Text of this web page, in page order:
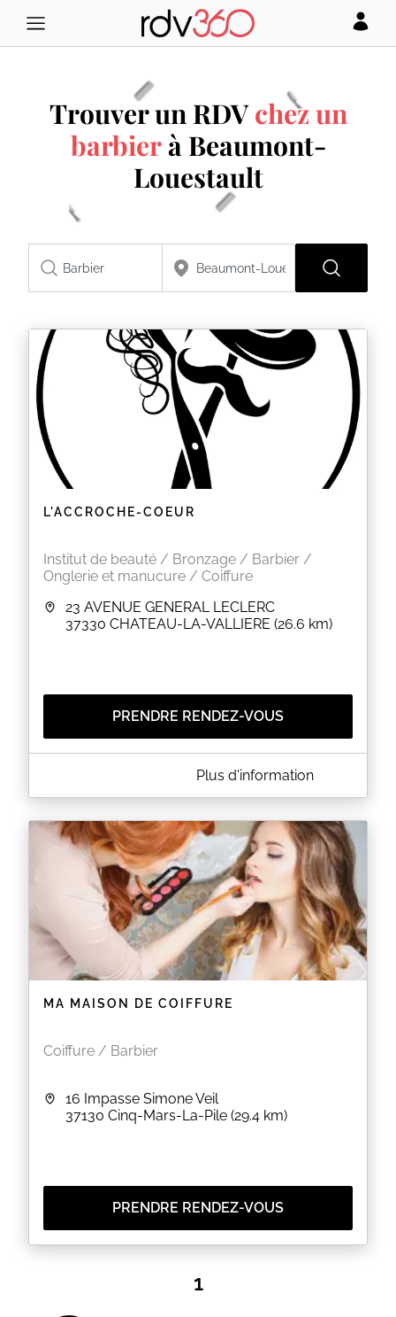
Trouver un RDVchez un
barbierà Beaumont-
Louestault
L'ACCROCHE-COEUR
Institut de beauté / Bronzage / Barbier /
Onglerie et manucure / Coiffure
23 AVENUE GENERAL LECLERC
37330 CHATEAU-LA-VALLIERE (26.6 km)
PRENDRE RENDEZ-VOUS
A PROPOS DE L'ACCROCHE-COEUR
Salon de coiffure mixte à Château-la-Vallière.
prestations, d'un espace bien-être et esthétique !
EN SAVOIR PLUS
Plus d'information
MA MAISON DE COIFFURE
Coiffure / Barbier
16 Impasse Simone Veil
37130 Cinq-Mars-La-Pile (29.4 km)
PRENDRE RENDEZ-VOUS
1